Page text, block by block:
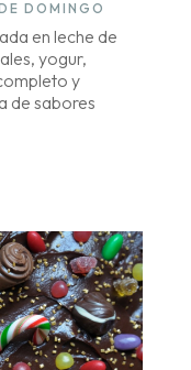
DOMINGO
en leche de
yogur,
y
de sabores